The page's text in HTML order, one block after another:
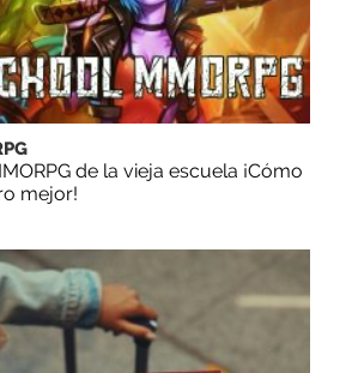
de la vieja escuela ¡Cómo
mejor!